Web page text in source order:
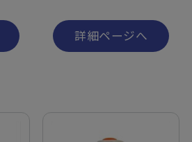
詳細ページへ